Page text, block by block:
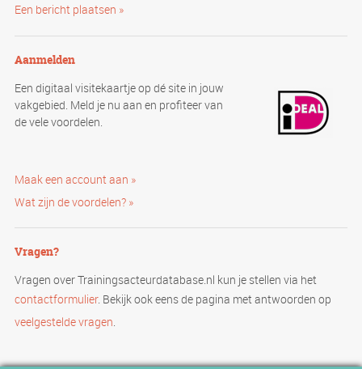
Een bericht plaatsen »
Aanmelden
Een digitaal visitekaartje op dé site in jouw
vakgebied. Meld je nu aan en profiteer van
de vele voordelen.
Maak een account aan »
Wat zijn de voordelen? »
Vragen?
Vragen over Trainingsacteurdatabase.nl kun je stellen via het
contactformulier. Bekijk ook eens de pagina met antwoorden op
veelgestelde vragen.